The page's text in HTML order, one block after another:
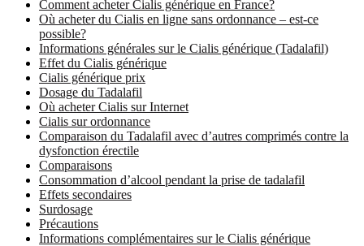
Comment acheter Cialis générique en France?
Où acheter du Cialis en ligne sans ordonnance – est-ce
possible?
Informations générales sur le Cialis générique (Tadalafil)
Effet du Cialis générique
Cialis générique prix
Dosage du Tadalafil
Où acheter Cialis sur Internet
Cialis sur ordonnance
Comparaison du Tadalafil avec d’autres comprimés contre la
dysfonction érectile
Comparaisons
Consommation d’alcool pendant la prise de tadalafil
Effets secondaires
Surdosage
Précautions
Informations complémentaires sur le Cialis générique